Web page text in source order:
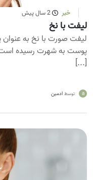
خبر 2 سال پیش
لیفت با نخ
لیفت صورت با نخ به
پوست به شهرت رسیده
[...]
a توسط ادمین